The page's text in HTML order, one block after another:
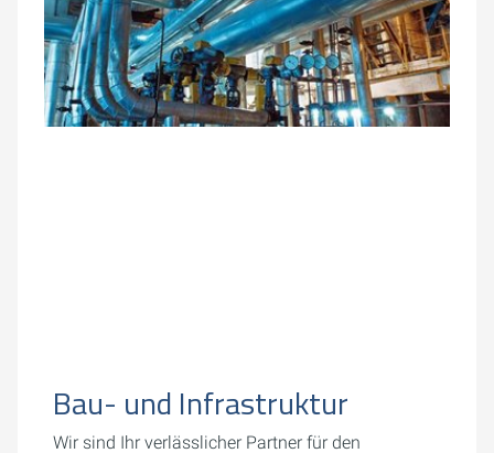
Bau- und Infrastruktur
Wir sind Ihr verlässlicher Partner für den